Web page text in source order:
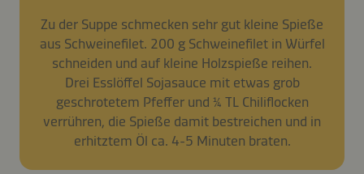
Zu der Suppe schmecken sehr gut kleine Spieße
aus Schweinefilet. 200 g Schweinefilet in Würfel
schneiden und auf kleine Holzspieße reihen.
Drei Esslöffel Sojasauce mit etwas grob
geschrotetem Pfeffer und ¼ TL Chiliflocken
verrühren, die Spieße damit bestreichen und in
erhitztem Öl ca. 4-5 Minuten braten.